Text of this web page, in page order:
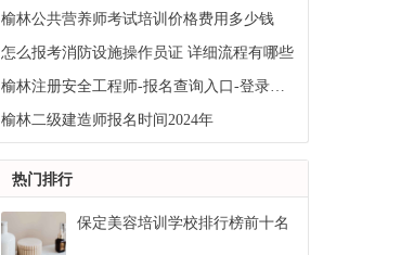
榆林公共营养师考试培训价格费用多少钱
怎么报考消防设施操作员证 详细流程有哪些
榆林注册安全工程师-报名查询入口-登录入口-报名入口
榆林二级建造师报名时间2024年
热门排行
保定美容培训学校排行榜前十名